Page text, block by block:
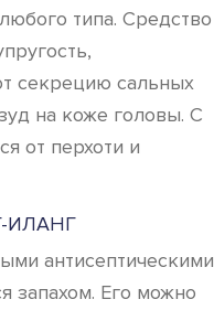
типа. Средство
секрецию сальных
на коже головы. С
от перхоти и
ИЛАНГ
антисептическими
запахом. Его можно